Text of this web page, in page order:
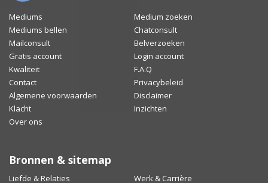
Mediums
Medium zoeken
Mediums bellen
Chatconsult
Mailconsult
Belverzoeken
Gratis account
Login account
Kwaliteit
F.A.Q
Contact
Privacybeleid
Algemene voorwaarden
Disclaimer
Klacht
Inzichten
Over ons
Bronnen & sitemap
Liefde & Relaties Werk & Carrière